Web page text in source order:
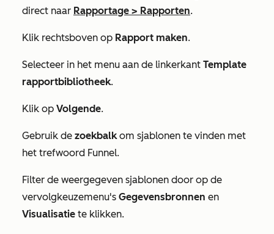
direct naar Rapportage > Rapporten.
Klik rechtsboven op Rapport maken.
Selecteer in het menu aan de linkerkant Template
rapportbibliotheek.
Klik op Volgende.
Gebruik de zoekbalkom sjablonen te vinden met
het trefwoord Funnel.
Filter de weergegeven sjablonen door op de
vervolgkeuzemenu's Gegevensbronnen en
Visualisatie te klikken.